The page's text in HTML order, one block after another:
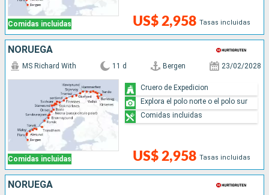
Comidas incluidas US$ 2,958 Tasas incluidas
NORUEGA
Comidas incluidas
MS Richard With 11 d Bergen 23/02/2028
US$ 2,958 Tasas incluidas
Cruero de Expedicion
Explora el polo norte o el polo sur
Comidas incluidas
NORUEGA